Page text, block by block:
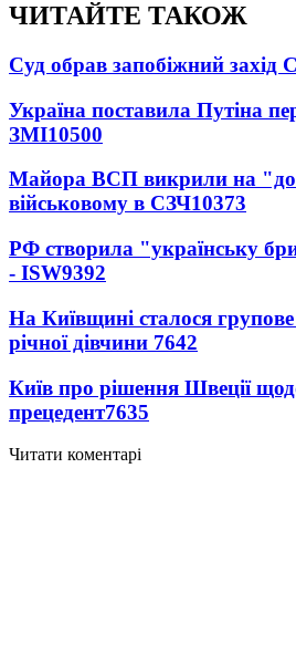
ЧИТАЙТЕ ТАКОЖ
Суд обрав запобіжний захід
Україна поставила Путіна
ЗМІ10500
Майора ВСП викрили на
військовому в СЗЧ10373
РФ створила "українську
- ISW9392
На Київщині сталося
річної дівчини 7642
Київ про рішення Швеції
прецедент7635
Читати коментарі